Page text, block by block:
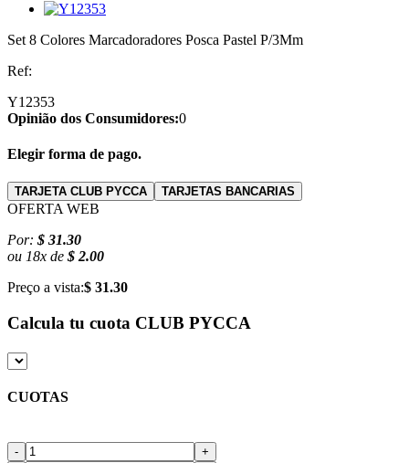
Set 8 Colores Marcadoradores Posca Pastel P/3Mm
Ref:
Y12353
Opinião dos Consumidores:0
Elegir forma de pago.
TARJETA CLUB PYCCA TARJETAS BANCARIAS
OFERTA WEB
Por: $ 31.30
ou 18x de $ 2.00
Preço a vista:$ 31.30
Calcula tu cuota CLUB PYCCA
CUOTAS
- +